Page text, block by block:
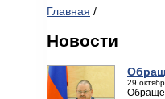
Главная /
Новости
29